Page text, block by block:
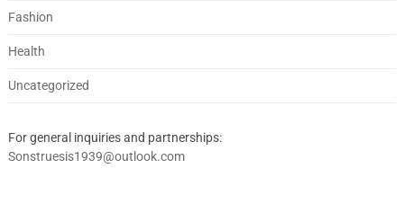
Fashion
Health
Uncategorized
For general inquiries and partnerships:
Sonstruesis1939@outlook.com